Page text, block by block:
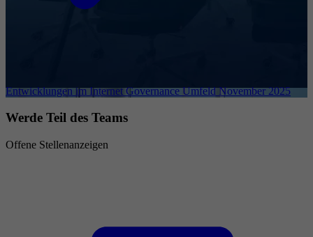
Entwicklungen im Internet Governance Umfeld November 2025
Werde Teil des Teams
Offene Stellenanzeigen